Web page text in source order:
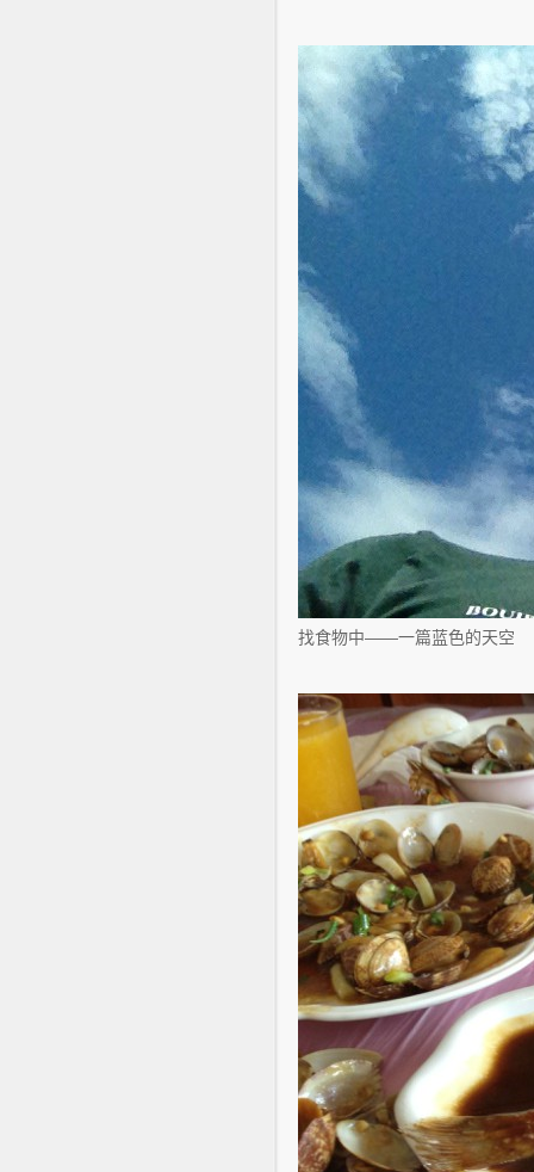
找食物中——一篇蓝色的天空